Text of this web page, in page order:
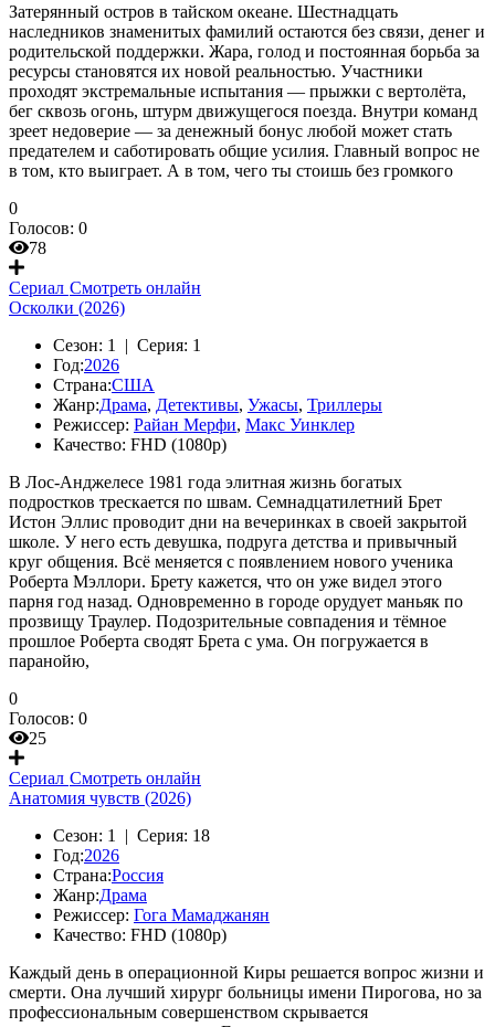
Затерянный остров в тайском океане. Шестнадцать
наследников знаменитых фамилий остаются без связи, денег и
родительской поддержки. Жара, голод и постоянная борьба за
ресурсы становятся их новой реальностью. Участники
проходят экстремальные испытания — прыжки с вертолёта,
бег сквозь огонь, штурм движущегося поезда. Внутри команд
зреет недоверие — за денежный бонус любой может стать
предателем и саботировать общие усилия. Главный вопрос не
в том, кто выиграет. А в том, чего ты стоишь без громкого
0
Голосов: 0
78
Сериал Смотреть онлайн
Осколки (2026)
Сезон: 1 | Серия: 1
Год:2026
Страна:США
Жанр:Драма, Детективы, Ужасы, Триллеры
Режиссер: Райан Мерфи, Макс Уинклер
Качество: FHD (1080p)
В Лос-Анджелесе 1981 года элитная жизнь богатых
подростков трескается по швам. Семнадцатилетний Брет
Истон Эллис проводит дни на вечеринках в своей закрытой
школе. У него есть девушка, подруга детства и привычный
круг общения. Всё меняется с появлением нового ученика
Роберта Мэллори. Брету кажется, что он уже видел этого
парня год назад. Одновременно в городе орудует маньяк по
прозвищу Траулер. Подозрительные совпадения и тёмное
прошлое Роберта сводят Брета с ума. Он погружается в
паранойю,
0
Голосов: 0
25
Сериал Смотреть онлайн
Анатомия чувств (2026)
Сезон: 1 | Серия: 18
Год:2026
Страна:Россия
Жанр:Драма
Режиссер: Гога Мамаджанян
Качество: FHD (1080p)
Каждый день в операционной Киры решается вопрос жизни и
смерти. Она лучший хирург больницы имени Пирогова, но за
профессиональным совершенством скрывается